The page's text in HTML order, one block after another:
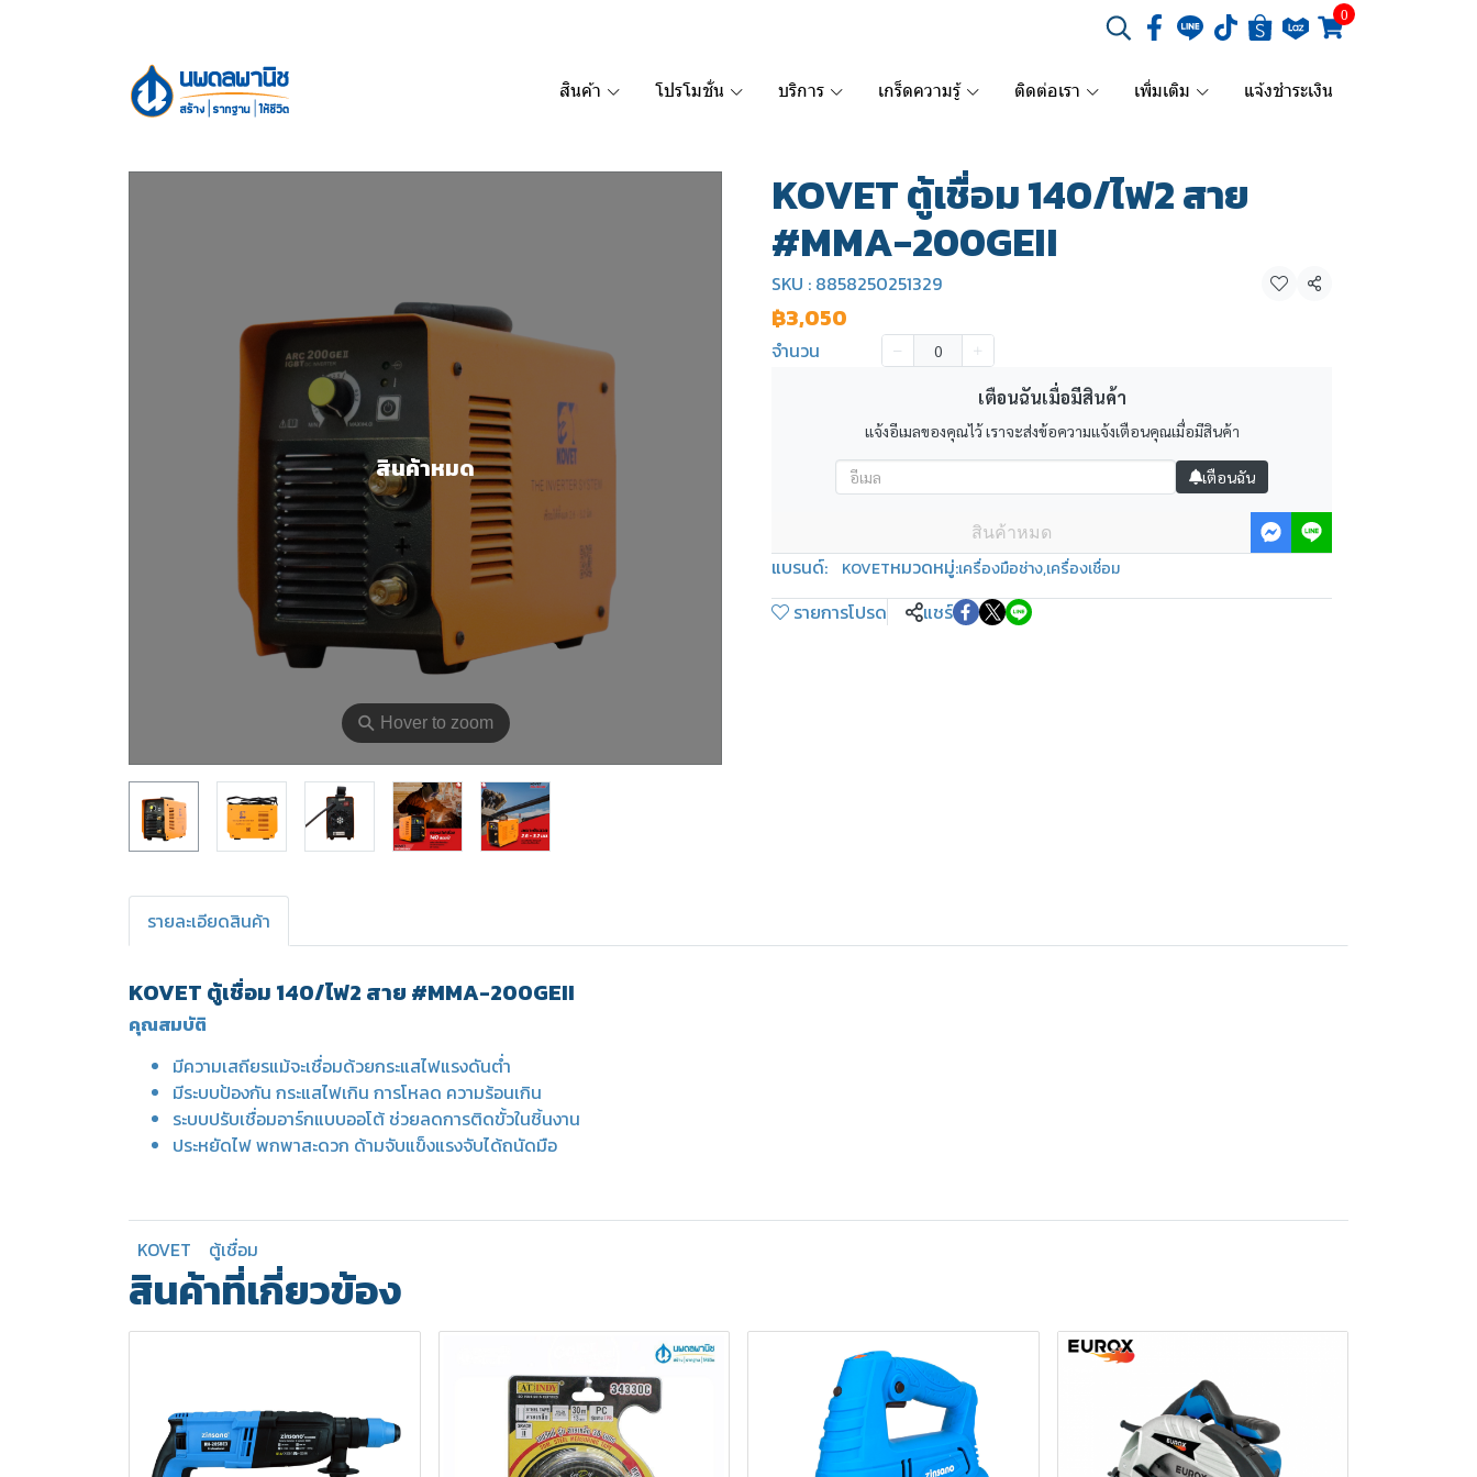
0
สินค้า โปรโมชั่น บริการ เกร็ดความรู้ ติดต่อเรา เพิ่มเติม แจ้งชำระเงิน
⚲ Hover to zoom
สินค้าหมด
KOVET ตู้เชื่อม 140/ไฟ2 สาย
#MMA-200GEII
SKU : 8858250251329 แชร์
฿3,050
จำนวน
เตือนฉันเมื่อมีสินค้า
แจ้งอีเมลของคุณไว้ เราจะส่งข้อความแจ้งเตือนคุณเมื่อมีสินค้า
เตือนฉัน
สินค้าหมด
แบรนด์: KOVETหมวดหมู่:เครื่องมือช่าง,เครื่องเชื่อม
รายการโปรด แชร์
รายละเอียดสินค้า
KOVET ตู้เชื่อม 140/ไฟ2 สาย #MMA-200GEII
คุณสมบัติ
มีความเสถียรแม้จะเชื่อมด้วยกระแสไฟแรงดันต่ำ
มีระบบป้องกัน กระแสไฟเกิน การโหลด ความร้อนเกิน
ระบบปรับเชื่อมอาร์กแบบออโต้ ช่วยลดการติดขั้วในชิ้นงาน
ประหยัดไฟ พกพาสะดวก ด้ามจับแข็งแรงจับได้ถนัดมือ
KOVET ตู้เชื่อม
สินค้าที่เกี่ยวข้อง